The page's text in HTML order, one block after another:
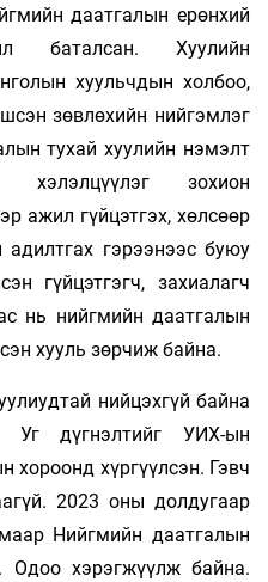
даатгалын ерөнхий
баталсан. Хуулийн
хуульчдын холбоо,
зөвлөхийн нийгэмлэг
тухай хуулийн нэмэлт
хэлэлцүүлэг зохион
ажил гүйцэтгэх, хөлсөөр
гэрээнээс буюу
гүйцэтгэгч, захиалагч
нь нийгмийн даатгалын
хууль зөрчиж байна.
нийцэхгүй байна
Уг дүгнэлтийг УИХ-ын
хороонд хүргүүлсэн. Гэвч
2023 оны долдугаар
Нийгмийн даатгалын
Одоо хэрэгжүүлж байна.